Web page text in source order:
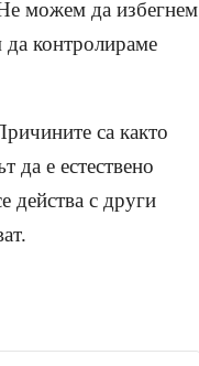
можем да избегнем
контролираме
са както
да е естествено
действа с други